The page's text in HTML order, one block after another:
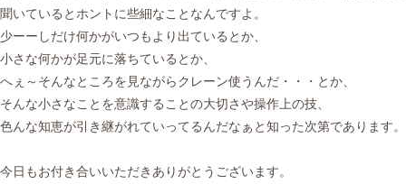
聞いているとホントに些細なことなんですよ。
少ーーしだけ何かがいつもより出ているとか、
小さな何かが足元に落ちているとか、
へぇ～そんなところを見ながらクレーン使うんだ・・・とか、
そんな小さなことを意識することの大切さや操作上の技、
色んな知恵が引き継がれていってるんだなぁと知った次第であります。
今日もお付き合いいただきありがとうございます。